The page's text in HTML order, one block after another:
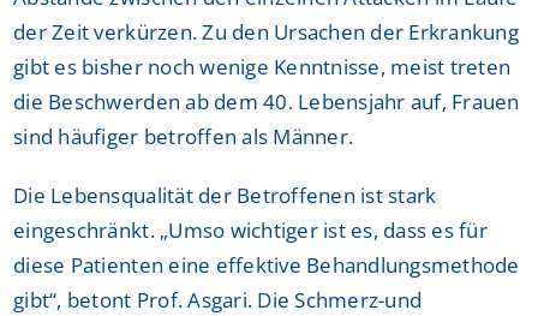
der Zeit verkürzen. Zu den Ursachen der Erkrankung
gibt es bisher noch wenige Kenntnisse, meist treten
die Beschwerden ab dem 40. Lebensjahr auf, Frauen
sind häufiger betroffen als Männer.
Die Lebensqualität der Betroffenen ist stark
eingeschränkt. „Umso wichtiger ist es, dass es für
diese Patienten eine effektive Behandlungsmethode
gibt“, betont Prof. Asgari. Die Schmerz-und